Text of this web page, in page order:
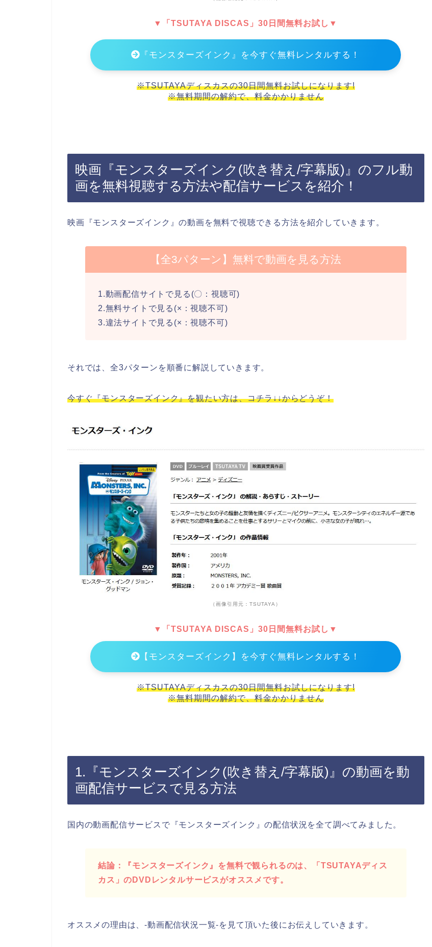
▼「TSUTAYA DISCAS」30日間無料お試し▼
『モンスターズインク』を今すぐ無料レンタルする！
※TSUTAYAディスカスの30日間無料お試しになります!
※無料期間の解約で、料金かかりません
映画『モンスターズインク(吹き替え/字幕版)』のフル動
画を無料視聴する方法や配信サービスを紹介！
映画『モンスターズインク』の動画を無料で視聴できる方法を紹介していきます。
【全3パターン】無料で動画を見る方法
1.動画配信サイトで見る(〇：視聴可)
2.無料サイトで見る(×：視聴不可)
3.違法サイトで見る(×：視聴不可)
それでは、全3パターンを順番に解説していきます。
今すぐ『モンスターズインク』を観たい方は、コチラ↓↓からどうぞ！
（画像引用元：TSUTAYA）
▼「TSUTAYA DISCAS」30日間無料お試し▼
【モンスターズインク】を今すぐ無料レンタルする！
※TSUTAYAディスカスの30日間無料お試しになります!
※無料期間の解約で、料金かかりません
1.『モンスターズインク(吹き替え/字幕版)』の動画を動
画配信サービスで見る方法
国内の動画配信サービスで『モンスターズインク』の配信状況を全て調べてみました。
結論：『モンスターズインク』を無料で観られるのは、「TSUTAYAディス
カス」のDVDレンタルサービスがオススメです。
オススメの理由は、-動画配信状況一覧-を見て頂いた後にお伝えしていきます。